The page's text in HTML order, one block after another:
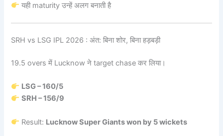
यही maturity उन्हें अलग बनाती है
SRH vs LSG IPL 2026 : अंत: बिना शोर, बिना हड़बड़ी
19.5 overs में Lucknow ने target chase कर लिया।
LSG – 160/5
SRH – 156/9
Result: Lucknow Super Giants won by 5 wickets